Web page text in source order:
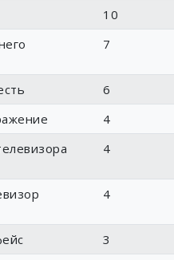
10
7
6
4
4
4
3